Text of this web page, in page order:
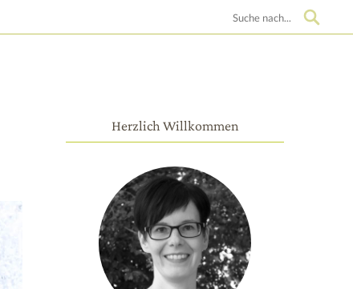
Suche
Herzlich Willkommen